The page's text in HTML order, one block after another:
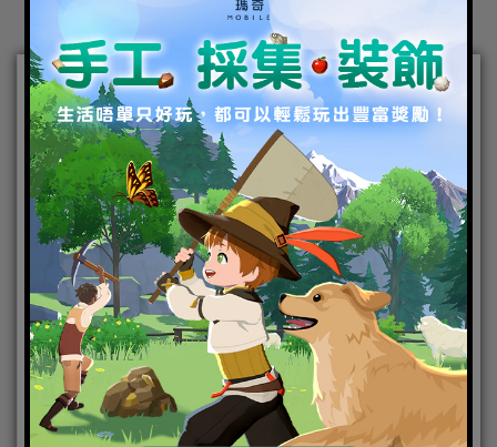
冬日和米拉大小姐一起狂
歡！《超機動聯盟Super
Mecha Champions》冬季
版本上線
2019-12-30|Android,IOS,手機遊戲,焦點新聞
Super
Mecha Champions-超機動聯盟
日式動漫風機甲對戰競技遊戲《超機動聯盟Super
Mecha Champions》，曾獲超過百國 App Store推薦，